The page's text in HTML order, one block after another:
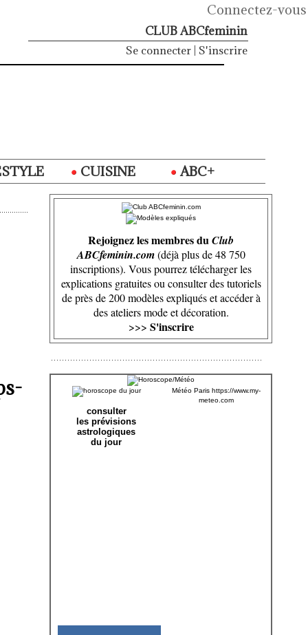
Connectez-vous
CLUB ABCfeminin
Se connecter S'inscrire
CUISINE ABC+
Rejoignez les membres duClub
ABCfeminin.com(déjà plus de 48 750
inscriptions). Vous pourrez télécharger les
explications gratuites ou consulter des tutoriels
de près de 200 modèles expliqués et accéder à
des ateliers mode et décoration.
>>> S'inscrire
consulter
les prévisions
astrologiques
du jour
Météo Paris https://www.my-
meteo.com